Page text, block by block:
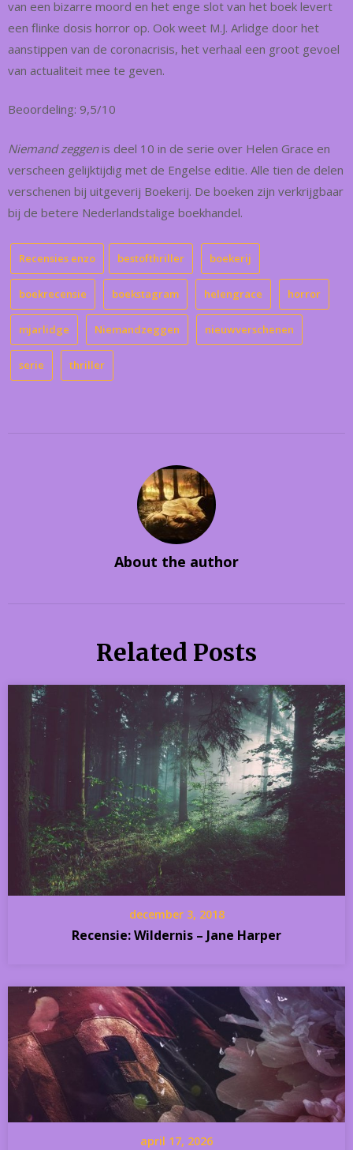
van een bizarre moord en het enge slot van het boek levert
een flinke dosis horror op. Ook weet M.J. Arlidge door het
aanstippen van de coronacrisis, het verhaal een groot gevoel
van actualiteit mee te geven.
Beoordeling: 9,5/10
Niemand zeggenis deel 10 in de serie over Helen Grace en
verscheen gelijktijdig met de Engelse editie. Alle tien de delen
verschenen bij uitgeverij Boekerij. De boeken zijn verkrijgbaar
bij de betere Nederlandstalige boekhandel.
Recensies enzo bestofthriller boekerij
boekrecensie boekstagram helengrace horror
mjarlidge Niemandzeggen nieuwverschenen
serie thriller
About the author
Related Posts
december 3, 2018
Recensie: Wildernis – Jane Harper
april 17, 2026